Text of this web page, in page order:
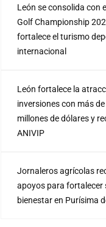
León se consolida con
Golf Championship
fortalece el turismo
internacional
León fortalece la
inversiones con más de
millones de dólares y
ANIVIP
Jornaleros agrícolas
apoyos para fortalecer
bienestar en Purísima